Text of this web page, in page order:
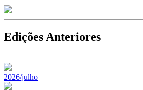
Edições Anteriores
2026/julho